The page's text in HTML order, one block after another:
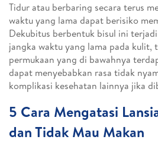
Tidur atau berbaring secara terus
waktu yang lama dapat berisiko
Dekubitus berbentuk bisul ini
jangka waktu yang lama pada kulit,
permukaan yang di bawahnya
dapat menyebabkan rasa tidak
komplikasi kesehatan lainnya jika
5 Cara Mengatasi
dan Tidak Mau Makan